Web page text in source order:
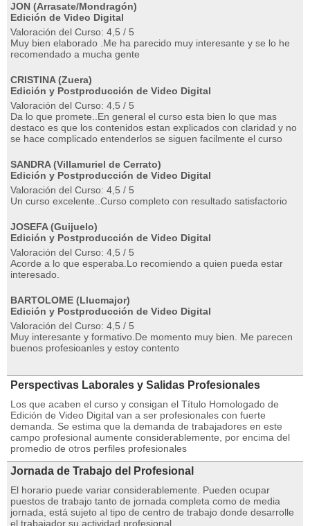
JON (Arrasate/Mondragón)
Edición de Video Digital
Valoración del Curso: 4,5 / 5
Muy bien elaborado .Me ha parecido muy interesante y se lo he
recomendado a mucha gente
CRISTINA (Zuera)
Edición y Postproducción de Video Digital
Valoración del Curso: 4,5 / 5
Da lo que promete..En general el curso esta bien lo que mas
destaco es que los contenidos estan explicados con claridad y no
se hace complicado entenderlos se siguen facilmente el curso
SANDRA (Villamuriel de Cerrato)
Edición y Postproducción de Video Digital
Valoración del Curso: 4,5 / 5
Un curso excelente..Curso completo con resultado satisfactorio
JOSEFA (Guijuelo)
Edición y Postproducción de Video Digital
Valoración del Curso: 4,5 / 5
Acorde a lo que esperaba.Lo recomiendo a quien pueda estar
interesado.
BARTOLOME (Llucmajor)
Edición y Postproducción de Video Digital
Valoración del Curso: 4,5 / 5
Muy interesante y formativo.De momento muy bien. Me parecen
buenos profesioanles y estoy contento
Perspectivas Laborales y Salidas Profesionales
Los que acaben el curso y consigan el Título Homologado de
Edición de Video Digital van a ser profesionales con fuerte
demanda. Se estima que la demanda de trabajadores en este
campo profesional aumente considerablemente, por encima del
promedio de otros perfiles profesionales
Jornada de Trabajo del Profesional
El horario puede variar considerablemente. Pueden ocupar
puestos de trabajo tanto de jornada completa como de media
jornada, está sujeto al tipo de centro de trabajo donde desarrolle
el trabajador su actividad profesional